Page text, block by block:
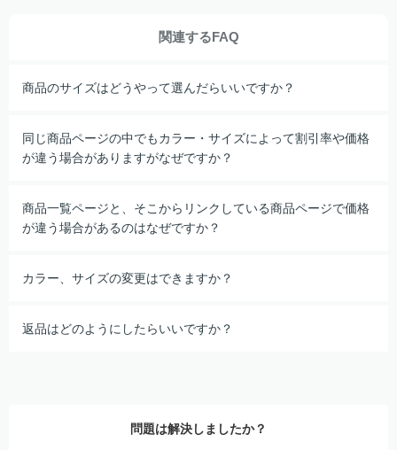
関連するFAQ
商品のサイズはどうやって選んだらいいですか？
同じ商品ページの中でもカラー・サイズによって割引率や価格
が違う場合がありますがなぜですか？
商品一覧ページと、そこからリンクしている商品ページで価格
が違う場合があるのはなぜですか？
カラー、サイズの変更はできますか？
返品はどのようにしたらいいですか？
問題は解決しましたか？